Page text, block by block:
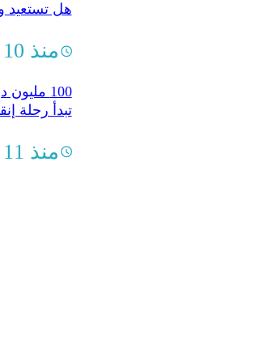
هل تستعيد
منذ 10 ساعات
100
تبدأ رحلة
منذ 11 ساعات